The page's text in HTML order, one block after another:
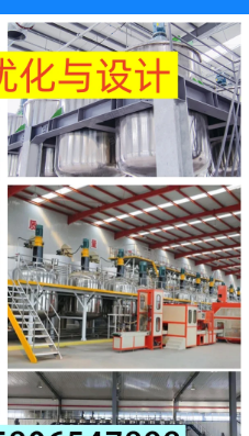
体的成交价格可能因商品参加
买数量不同或所选规格不同而
议，以线下协议的结算价格为
买，则最终以订单结算页价格为
格，也可能随着购买数量不同
订单结算页价格为准。